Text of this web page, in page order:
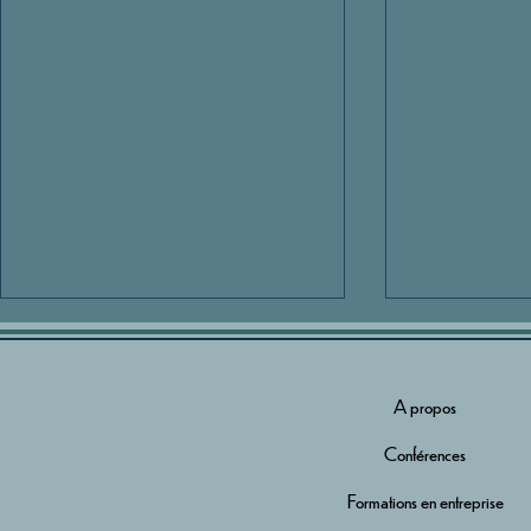
A propos
Conférences
Formations en entreprise